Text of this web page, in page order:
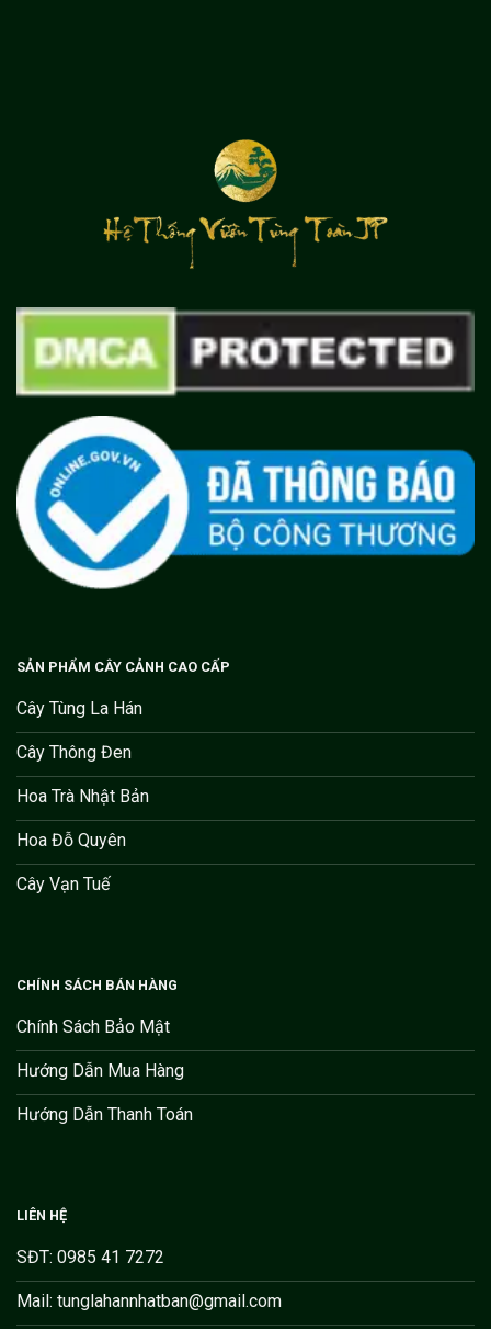
SẢN PHẨM CÂY CẢNH CAO CẤP
Cây Tùng La Hán
Cây Thông Đen
Hoa Trà Nhật Bản
Hoa Đỗ Quyên
Cây Vạn Tuế
CHÍNH SÁCH BÁN HÀNG
Chính Sách Bảo Mật
Hướng Dẫn Mua Hàng
Hướng Dẫn Thanh Toán
LIÊN HỆ
SĐT: 0985 41 7272
Mail: tunglahannhatban@gmail.com